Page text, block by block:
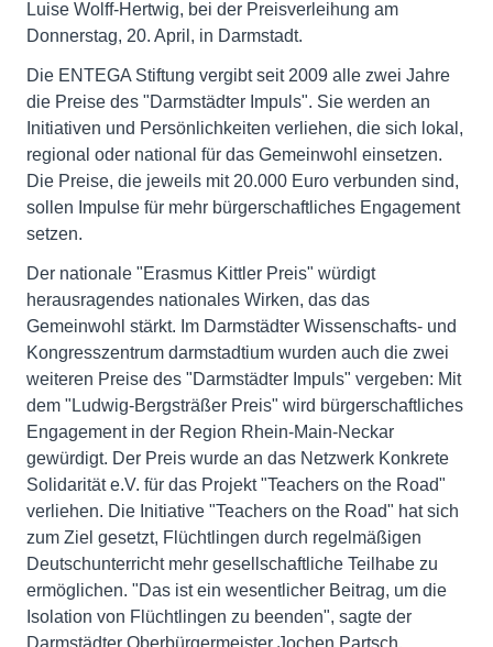
Luise Wolff-Hertwig, bei der Preisverleihung am
Donnerstag, 20. April, in Darmstadt.
Die ENTEGA Stiftung vergibt seit 2009 alle zwei Jahre
die Preise des "Darmstädter Impuls". Sie werden an
Initiativen und Persönlichkeiten verliehen, die sich lokal,
regional oder national für das Gemeinwohl einsetzen.
Die Preise, die jeweils mit 20.000 Euro verbunden sind,
sollen Impulse für mehr bürgerschaftliches Engagement
setzen.
Der nationale "Erasmus Kittler Preis" würdigt
herausragendes nationales Wirken, das das
Gemeinwohl stärkt. Im Darmstädter Wissenschafts- und
Kongresszentrum darmstadtium wurden auch die zwei
weiteren Preise des "Darmstädter Impuls" vergeben: Mit
dem "Ludwig-Bergsträßer Preis" wird bürgerschaftliches
Engagement in der Region Rhein-Main-Neckar
gewürdigt. Der Preis wurde an das Netzwerk Konkrete
Solidarität e.V. für das Projekt "Teachers on the Road"
verliehen. Die Initiative "Teachers on the Road" hat sich
zum Ziel gesetzt, Flüchtlingen durch regelmäßigen
Deutschunterricht mehr gesellschaftliche Teilhabe zu
ermöglichen. "Das ist ein wesentlicher Beitrag, um die
Isolation von Flüchtlingen zu beenden", sagte der
Darmstädter Oberbürgermeister Jochen Partsch,